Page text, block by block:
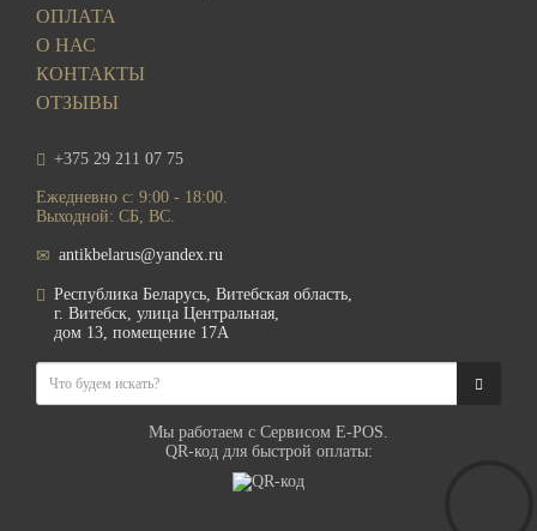
ОПЛАТА
О НАС
КОНТАКТЫ
ОТЗЫВЫ
+375 29 211 07 75
Ежедневно с: 9:00 - 18:00.
Выходной: СБ, ВС.
antikbelarus@yandex.ru
Республика Беларусь, Витебская область,
г. Витебск, улица Центральная,
дом 13, помещение 17А
Мы работаем с Сервисом E-POS.
QR-код для быстрой оплаты: